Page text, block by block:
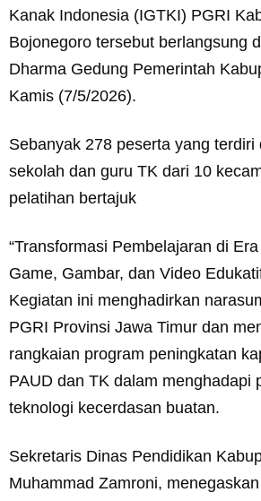
Kanak Indonesia (IGTKI) PGRI
Bojonegoro tersebut berlangsung
Dharma Gedung Pemerintah
Kamis (7/5/2026).
Sebanyak 278 peserta yang terdiri
sekolah dan guru TK dari 10
pelatihan bertajuk
“Transformasi Pembelajaran di
Game, Gambar, dan Video
Kegiatan ini menghadirkan
PGRI Provinsi Jawa Timur dan
rangkaian program peningkatan
PAUD dan TK dalam menghadapi
teknologi kecerdasan buatan.
Sekretaris Dinas Pendidikan
Muhammad Zamroni,